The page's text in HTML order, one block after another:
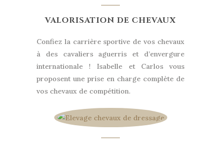
VALORISATION DE CHEVAUX
Confiez la carrière sportive de vos chevaux
à des cavaliers aguerris et d’envergure
internationale ! Isabelle et Carlos vous
proposent une prise en charge complète de
vos chevaux de compétition.